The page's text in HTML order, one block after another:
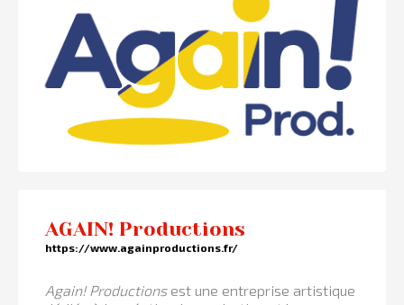
PARTENAIRES
TÉMOIGNAGES
QUI SOMMES NOUS ?
CONTACT
AGAIN! Productions
https://www.againproductions.fr/
Again! Productionsest une entreprise artistique